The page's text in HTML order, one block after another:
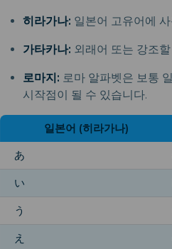
히라가나: 일본어 고유어에
가타카나: 외래어 또는 강조
로마지: 로마 알파벳은 보통
시작점이 될 수 있습니다.
일본어 (히라가나)
あ
い
う
え